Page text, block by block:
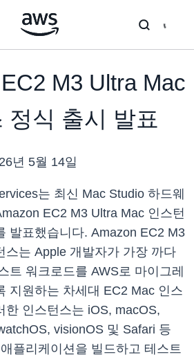
M3 Ultra Mac
정식 출시 발표
년 5월 14일
는 최신 Mac Studio 하드웨
EC2 M3 Ultra Mac 인스턴
발표했습니다. Amazon EC2 M3
스는 Apple 개발자가 가장 까다
트 워크로드를 AWS로 마이그레
지원하는 차세대 EC2 Mac 인스
한 인스턴스는 iOS, macOS,
visionOS 및 Safari 등
플리케이션을 빌드하고 테스트